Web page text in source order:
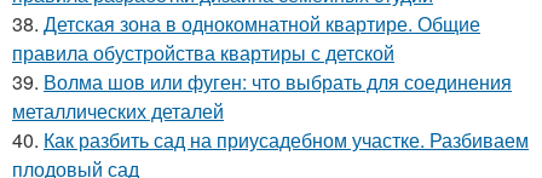
38. Детская зона в однокомнатной квартире. Общие
правила обустройства квартиры с детской
39. Волма шов или фуген: что выбрать для соединения
металлических деталей
40. Как разбить сад на приусадебном участке. Разбиваем
плодовый сад